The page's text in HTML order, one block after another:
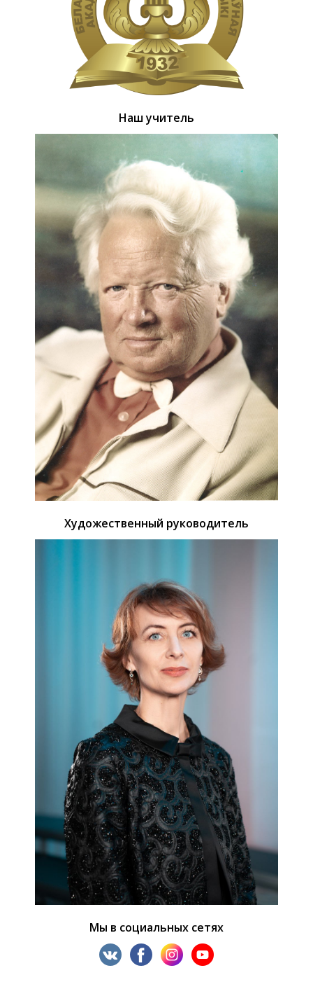
Наш учитель
Художественный руководитель
Мы в социальных сетях